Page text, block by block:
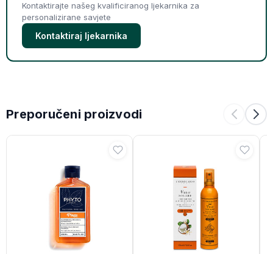
Kontaktirajte našeg kvalificiranog ljekarnika za
personalizirane savjete
Kontaktiraj ljekarnika
Preporučeni proizvodi